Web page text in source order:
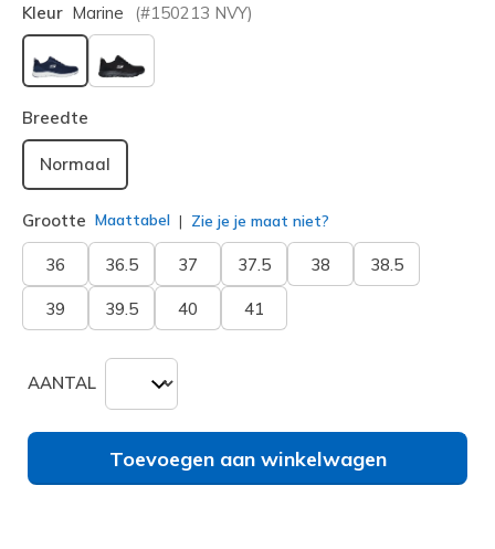
Kleur Marine (#150213 NVY)
geselecteerd
Breedte
Normaal
Grootte Maattabel Zie je je maat niet?
36 36.5 37 37.5 38 38.5
39 39.5 40 41
AANTAL
Toevoegen aan winkelwagen